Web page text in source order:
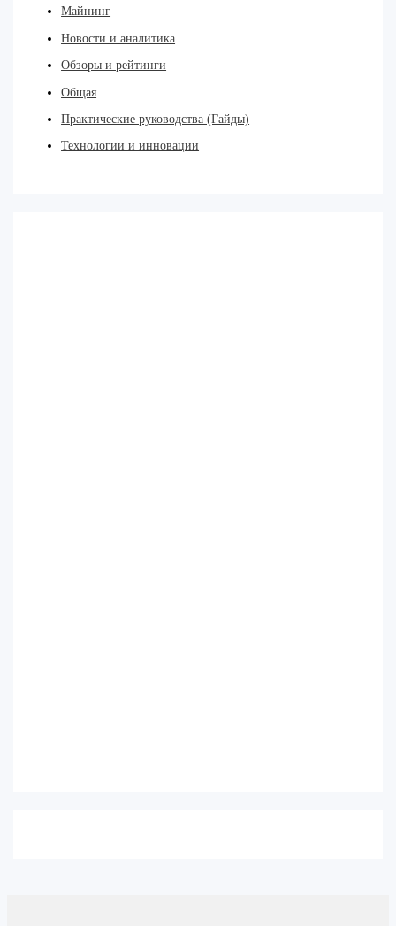
Майнинг
Новости и аналитика
Обзоры и рейтинги
Общая
Практические руководства (Гайды)
Технологии и инновации